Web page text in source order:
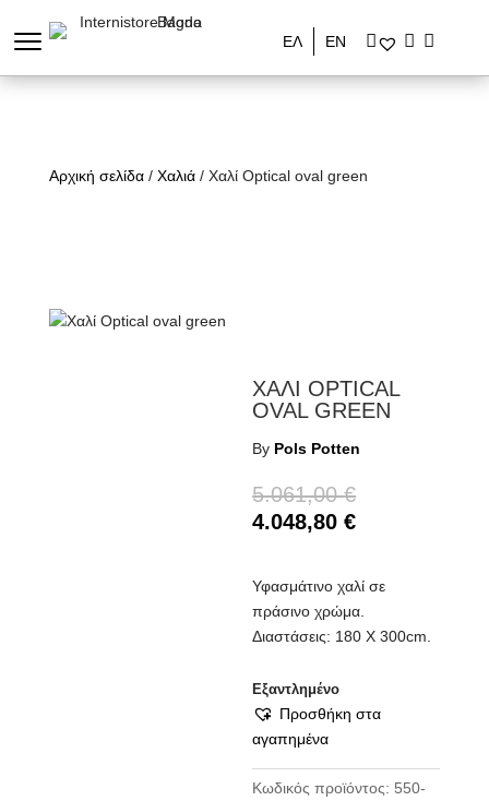
ΕΛ ΕΝ
Αρχική σελίδα/ Χαλιά/ Χαλί Optical oval green
ΧΑΛΙ OPTICAL
OVAL GREEN
By Pols Potten
5.061,00€
4.048,80€
Υφασμάτινο χαλί σε
πράσινο χρώμα.
Διαστάσεις: 180 Χ 300cm.
Εξαντλημένο
Προσθήκη στα
αγαπημένα
Κωδικός προϊόντος: 550-